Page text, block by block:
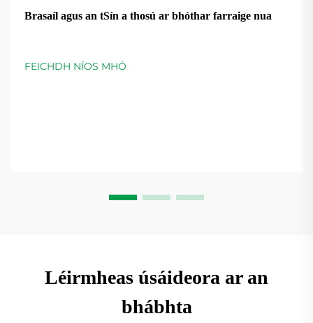
Brasaíl agus an tSín a thosú ar bhóthar farraige nua
FEICHDH NÍOS MHÓ
Léirmheas úsáideora ar an
bhábhta